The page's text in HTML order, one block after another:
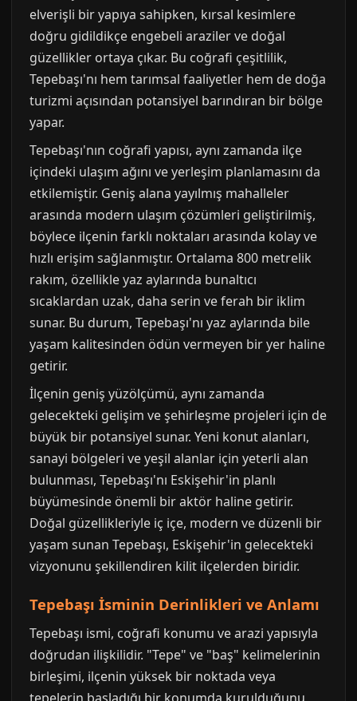
elverişli bir yapıya sahipken, kırsal kesimlere
doğru gidildikçe engebeli araziler ve doğal
güzellikler ortaya çıkar. Bu coğrafi çeşitlilik,
Tepebaşı'nı hem tarımsal faaliyetler hem de doğa
turizmi açısından potansiyel barındıran bir bölge
yapar.
Tepebaşı'nın coğrafi yapısı, aynı zamanda ilçe
içindeki ulaşım ağını ve yerleşim planlamasını da
etkilemiştir. Geniş alana yayılmış mahalleler
arasında modern ulaşım çözümleri geliştirilmiş,
böylece ilçenin farklı noktaları arasında kolay ve
hızlı erişim sağlanmıştır. Ortalama 800 metrelik
rakım, özellikle yaz aylarında bunaltıcı
sıcaklardan uzak, daha serin ve ferah bir iklim
sunar. Bu durum, Tepebaşı'nı yaz aylarında bile
yaşam kalitesinden ödün vermeyen bir yer haline
getirir.
İlçenin geniş yüzölçümü, aynı zamanda
gelecekteki gelişim ve şehirleşme projeleri için de
büyük bir potansiyel sunar. Yeni konut alanları,
sanayi bölgeleri ve yeşil alanlar için yeterli alan
bulunması, Tepebaşı'nı Eskişehir'in planlı
büyümesinde önemli bir aktör haline getirir.
Doğal güzellikleriyle iç içe, modern ve düzenli bir
yaşam sunan Tepebaşı, Eskişehir'in gelecekteki
vizyonunu şekillendiren kilit ilçelerden biridir.
Tepebaşı İsminin Derinlikleri ve Anlamı
Tepebaşı ismi, coğrafi konumu ve arazi yapısıyla
doğrudan ilişkilidir. "Tepe" ve "baş" kelimelerinin
birleşimi, ilçenin yüksek bir noktada veya